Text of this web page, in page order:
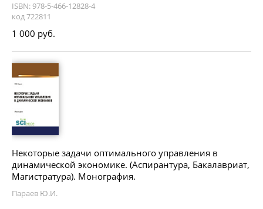
ISBN: 978-5-466-12828-4
код 722811
1 000 руб.
Некоторые задачи оптимального управления в
динамической экономике. (Аспирантура, Бакалавриат,
Магистратура). Монография.
Параев Ю.И.